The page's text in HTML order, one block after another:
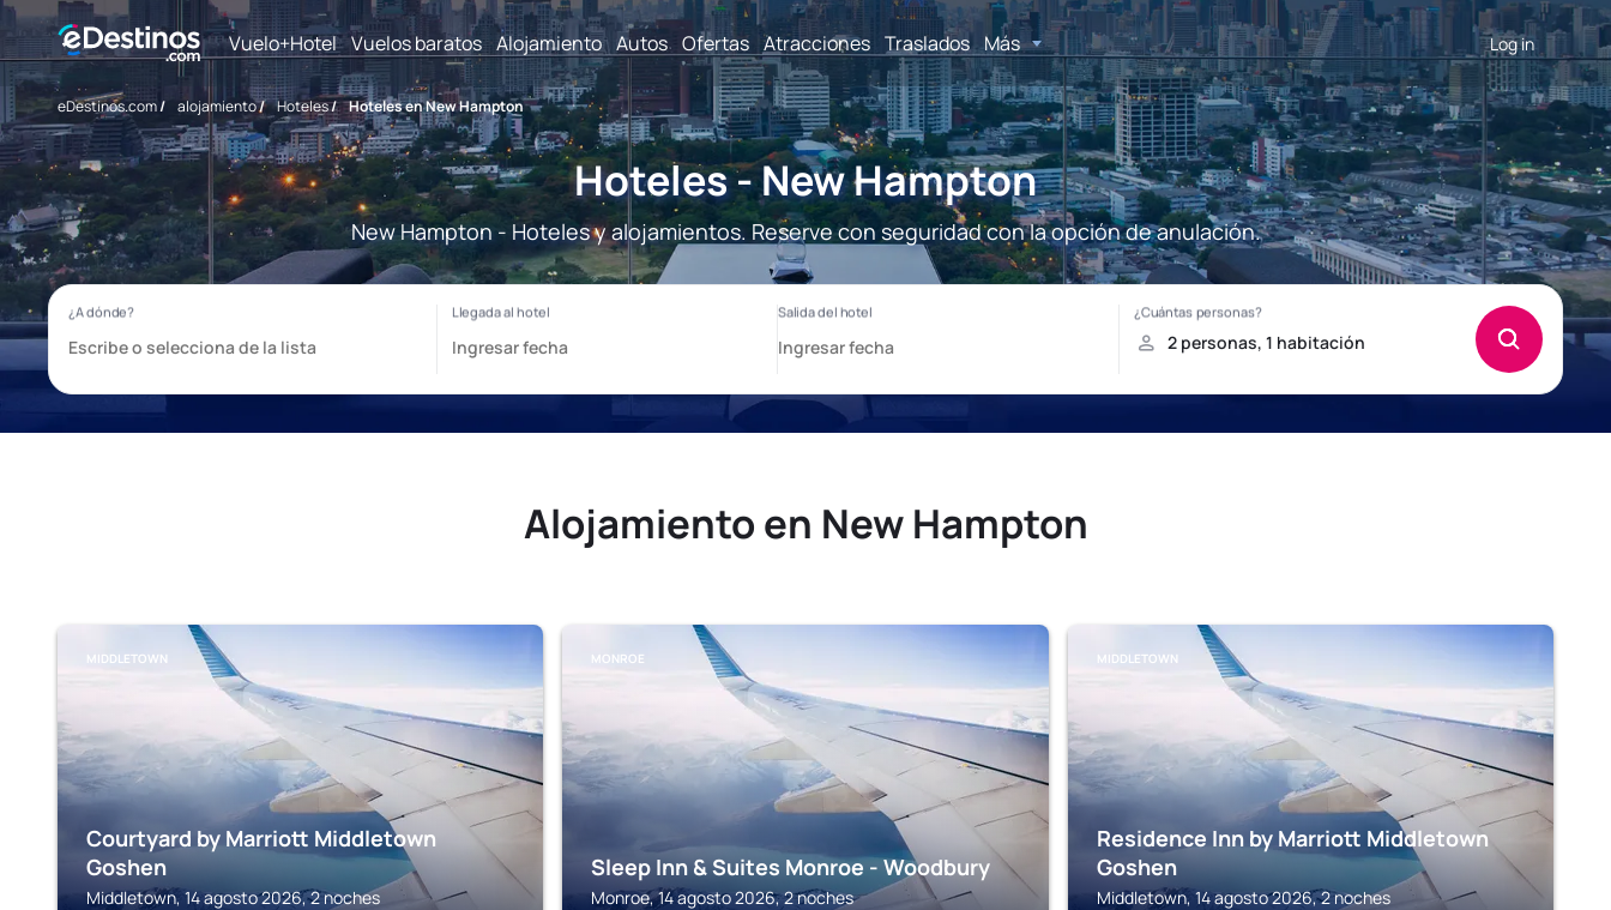
Vuelo+Hotel Vuelos baratos Alojamiento Autos Ofertas Atracciones Traslados Más Log in
eDestinos.com/ alojamiento/ Hoteles/ Hoteles en New Hampton
Hoteles - New Hampton
New Hampton - Hoteles y alojamientos. Reserve con seguridad con la opción de anulación.
Alojamiento en New Hampton
MIDDLETOWN
Courtyard by Marriott Middletown
Goshen
Middletown, 14 agosto 2026, 2 noches
MONROE
Sleep Inn & Suites Monroe - Woodbury
Monroe, 14 agosto 2026, 2 noches
MIDDLETOWN
Residence Inn by Marriott Middletown
Goshen
Middletown, 14 agosto 2026, 2 noches